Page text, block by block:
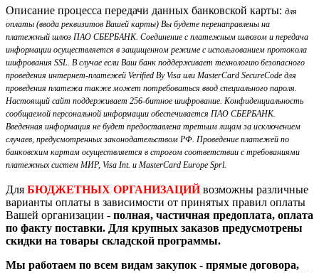
Описание процесса передачи данных банковской карты: для
оплаты (ввода реквизитов Вашей карты) Вы будете перенаправлены на
платежный шлюз ПАО СБЕРБАНК. Соединение с платежным шлюзом и передача
информации осуществляется в защищенном режиме с использованием протокола
шифрования SSL. В случае если Ваш банк поддерживает технологию безопасного
проведения интернет-платежей Verified By Visa или MasterCard SecureCode для
проведения платежа также может потребоваться ввод специального пароля.
Настоящий сайт поддерживает 256-битное шифрование. Конфиденциальность
сообщаемой персональной информации обеспечивается ПАО СБЕРБАНК.
Введенная информация не будет предоставлена третьим лицам за исключением
случаев, предусмотренных законодательством РФ. Проведение платежей по
банковским картам осуществляется в строгом соответствии с требованиями
платежных систем МИР, Visa Int. и MasterCard Europe Sprl.
Для БЮДЖЕТНЫХ ОРГАНИЗАЦИЙ возможны различные
варианты оплаты в зависимости от принятых правил оплаты
Вашей организации - полная, частичная предоплата, оплата
по факту поставки. Для крупных заказов предусмотрены
скидки на товары складской программы.
Мы работаем по всем видам закупок - прямые договора,